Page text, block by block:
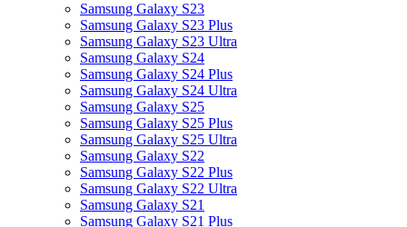
Samsung Galaxy S23
Samsung Galaxy S23 Plus
Samsung Galaxy S23 Ultra
Samsung Galaxy S24
Samsung Galaxy S24 Plus
Samsung Galaxy S24 Ultra
Samsung Galaxy S25
Samsung Galaxy S25 Plus
Samsung Galaxy S25 Ultra
Samsung Galaxy S22
Samsung Galaxy S22 Plus
Samsung Galaxy S22 Ultra
Samsung Galaxy S21
Samsung Galaxy S21 Plus